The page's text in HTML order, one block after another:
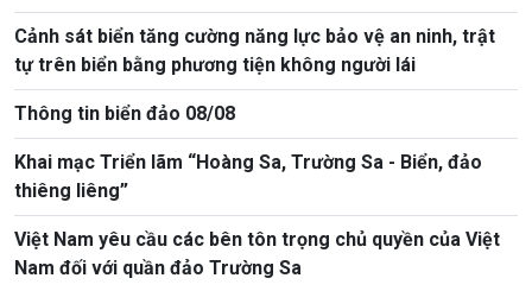
Cảnh sát biển tăng cường năng lực bảo vệ an ninh, trật
tự trên biển bằng phương tiện không người lái
Thông tin biển đảo 08/08
Khai mạc Triển lãm “Hoàng Sa, Trường Sa - Biển, đảo
thiêng liêng”
Việt Nam yêu cầu các bên tôn trọng chủ quyền của Việt
Nam đối với quần đảo Trường Sa